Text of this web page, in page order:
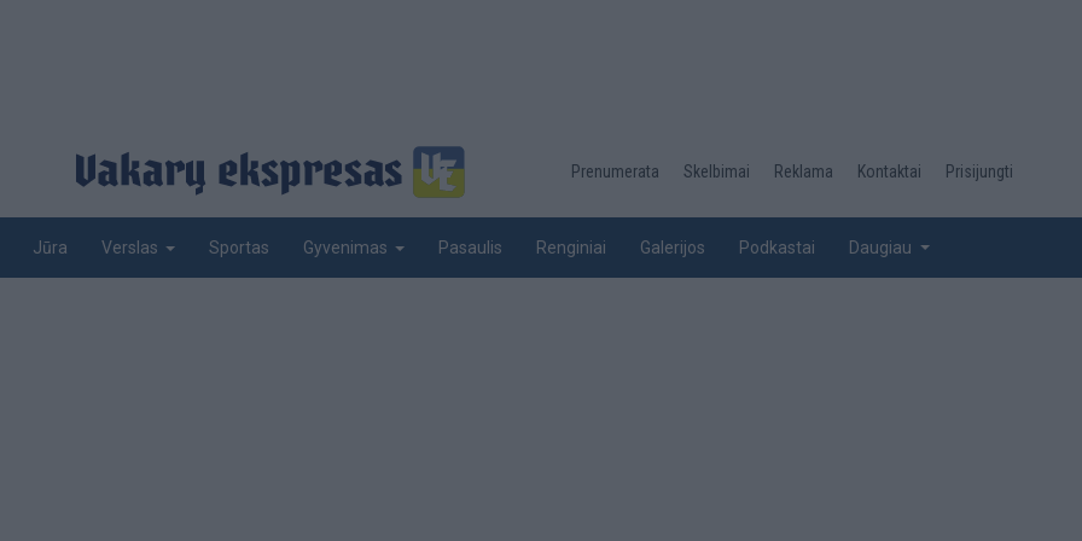
Desktop
top
Prenumerata Skelbimai Reklama Kontaktai Prisijungti
Jūra Verslas Sportas Gyvenimas Pasaulis Renginiai Galerijos Podkastai Daugiau